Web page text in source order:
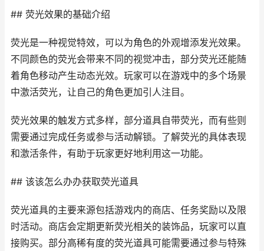
## 荧光效果的基础介绍
荧光是一种视觉特效，可以为角色的外观增添发光效果。
不同颜色的荧光会带来不同的视觉冲击，部分荧光还能随
着角色移动产生动态光效。玩家可以在游戏中的多个场景
中激活荧光，让自己的角色更加引人注目。
荧光效果的触发方式多样，部分道具自带荧光，而有些则
需要通过完成任务或参与活动解锁。了解荧光的具体表现
和激活条件，有助于玩家更好地利用这一功能。
## 该该怎么办办获取荧光道具
荧光道具的主要来源包括游戏内的商店、任务奖励以及限
时活动。商店会定期更新荧光相关的装饰品，玩家可以直
接购买。部分高稀有度的荧光道具可能需要通过参与特殊